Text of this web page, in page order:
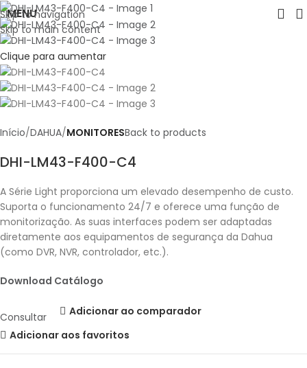
Skip to navigation
Skip to main content
MENU
Clique para aumentar
Início DAHUA MONITORESBack to products
DHI-LM43-F400-C4
A Série Light proporciona um elevado desempenho de custo.
Suporta o funcionamento 24/7 e oferece uma função de
monitorização. As suas interfaces podem ser adaptadas
diretamente aos equipamentos de segurança da Dahua
(como DVR, NVR, controlador, etc.).
Download Catálogo
Consultar
Adicionar ao comparador
Adicionar aos favoritos